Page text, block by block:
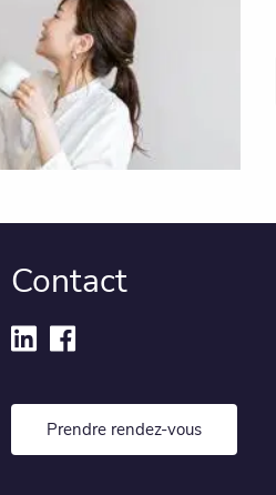
Contact
Prendre rendez-vous